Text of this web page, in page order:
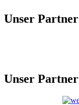
Unser Partner
Unser Partner